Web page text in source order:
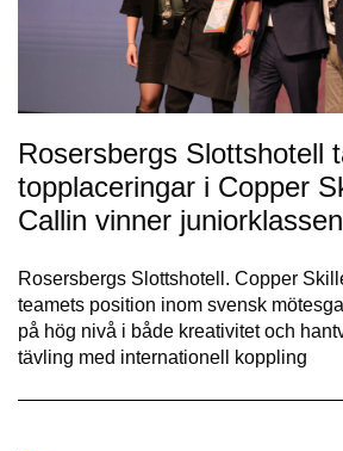
Rosersbergs Slottshotell
topplaceringar i Copper
Callin vinner juniorklassen
Rosersbergs Slottshotell. Copper
teamets position inom svensk
på hög nivå i både kreativitet och
tävling med internationell koppling